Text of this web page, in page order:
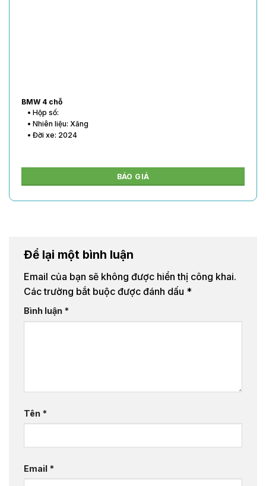
BMW 4 chỗ
• Hộp số:
• Nhiên liệu: Xăng
• Đời xe: 2024
BÁO GIÁ
Để lại một bình luận
Email của bạn sẽ không được hiển thị công khai.
Các trường bắt buộc được đánh dấu *
Bình luận *
Tên *
Email *